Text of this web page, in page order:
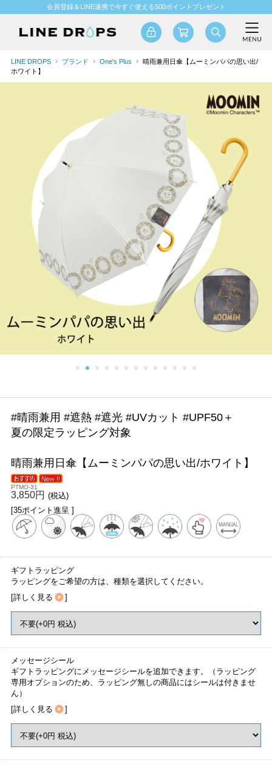
会員登録＆LINE連携で今すぐ使える500ポイントプレゼント
LINE DROPS ブランド One's Plus
晴雨兼用日傘【ムーミンパパの思い出/
ホワイト】
#晴雨兼用 #遮熱 #遮光 #UVカット #UPF50＋
夏の限定ラッピング対象
晴雨兼用日傘【ムーミンパパの思い出/ホワイト】
PTMO-31
3,850円 (税込)
[35ポイント進呈 ]
ギフトラッピング
ラッピングをご希望の方は、種類を選択してください。
[詳しく見る ]
メッセージシール
ギフトラッピングにメッセージシールを追加できます。（ラッピング
専用オプションのため、ラッピング無しの商品にはシールは付きませ
ん）
[詳しく見る ]